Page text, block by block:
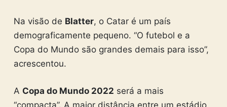
Na visão de Blatter, o Catar é um país
demograficamente pequeno. “O futebol e a
Copa do Mundo são grandes demais para isso”,
acrescentou.
A Copa do Mundo 2022 será a mais
“compacta”. A maior distância entre um estádio